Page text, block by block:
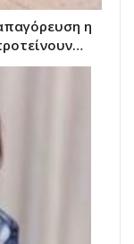
η